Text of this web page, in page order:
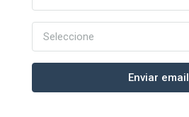
Seleccione
Enviar email